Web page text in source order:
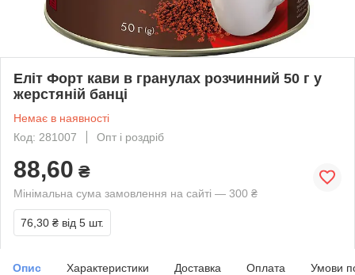
Еліт Форт кави в гранулах розчинний 50 г у
жерстяній банці
Немає в наявності
Код: 281007
Опт і роздріб
88,60 ₴
Мінімальна сума замовлення на сайті — 300 ₴
76,30 ₴ від 5 шт.
Опис Характеристики Доставка Оплата Умови